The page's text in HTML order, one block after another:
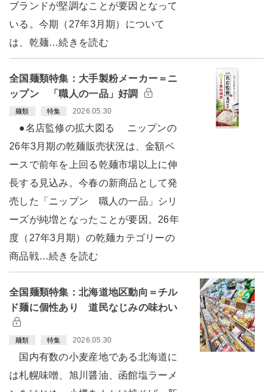
ブランドが堅調なことが要因となって
いる。今期（27年3月期）について
は、乾麺…続きを読む
全国麺類特集：大手製粉メーカー＝ニ
ップン 「職人の一品」好調
麺類 特集 2026.05.30
●名店監修の拡大図る ニップンの
26年3月期の乾麺販売状況は、金額ベ
ースで前年を上回る乾麺市場以上に伸
長する見込み。今春の新商品として発
売した「ニップン 職人の一品」シリ
ーズが純増となったことが要因。26年
度（27年3月期）の乾麺カテゴリーの
商品戦…続きを読む
全国麺類特集：北海道地区動向＝チル
ド麺に個性あり 道民なじみの味わい
麺類 特集 2026.05.30
国内有数の小麦産地である北海道に
は札幌味噌、旭川醤油、函館塩ラーメ